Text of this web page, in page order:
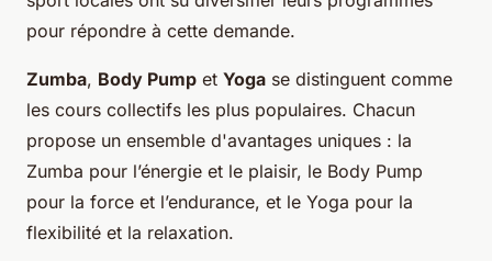
pour répondre à cette demande.
Zumba, Body Pump et Yoga se distinguent comme
les cours collectifs les plus populaires. Chacun
propose un ensemble d'avantages uniques : la
Zumba pour l’énergie et le plaisir, le Body Pump
pour la force et l’endurance, et le Yoga pour la
flexibilité et la relaxation.